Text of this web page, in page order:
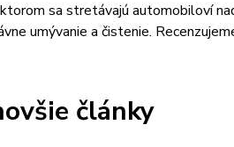
sa stretávajú automobiloví
umývanie a čistenie.
články